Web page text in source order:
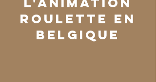
roulette en
belgique